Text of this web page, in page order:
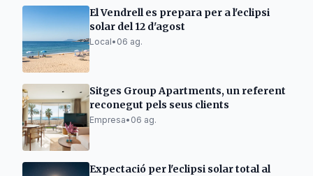
El Vendrell es prepara per a l'eclipsi
solar del 12 d'agost
Local• 06 ag.
Sitges Group Apartments, un referent
reconegut pels seus clients
Empresa• 06 ag.
Expectació per l'eclipsi solar total al